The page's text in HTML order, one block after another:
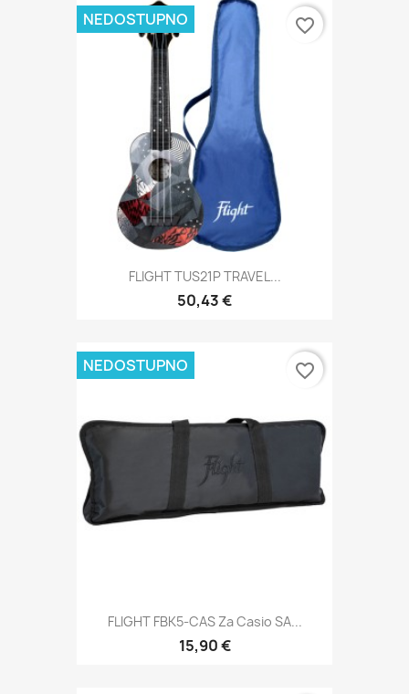
FLIGHT TUS21P TRAVEL...
50,43 €
NEDOSTUPNO favorite_border
FLIGHT FBK5-CAS Za Casio SA...
15,90 €
NEDOSTUPNO favorite_border